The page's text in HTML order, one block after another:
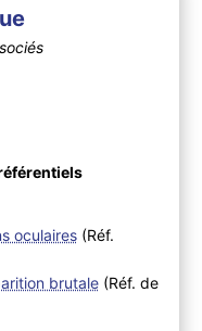
oculaires(Réf.
brutale(Réf. de